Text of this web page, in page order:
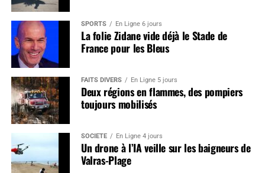
SPORTS En Ligne 6 jours
La folie Zidane vide déjà le Stade de
France pour les Bleus
FAITS DIVERS En Ligne 5 jours
Deux régions en flammes, des pompiers
toujours mobilisés
SOCIÉTÉ En Ligne 4 jours
Un drone à l’IA veille sur les baigneurs de
Valras-Plage